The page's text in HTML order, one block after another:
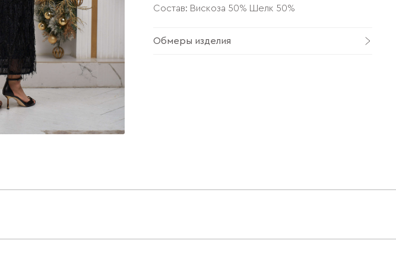
Состав: Вискоза 50% Шелк 50%
Обмеры изделия